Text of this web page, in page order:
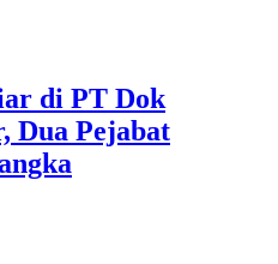
di PT Dok
Dua Pejabat